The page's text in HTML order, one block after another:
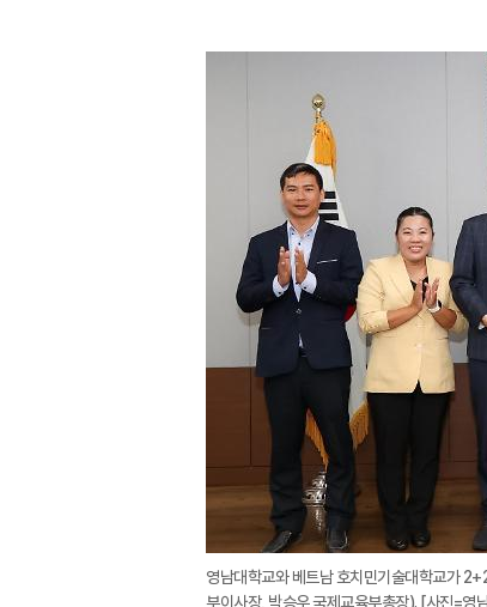
영남대학교와 베트남 호치민기술대학교가
부이사장, 박승우 국제교육부총장). [사진=영